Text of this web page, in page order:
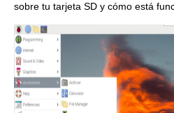
sobre tu tarjeta SD y cómo está